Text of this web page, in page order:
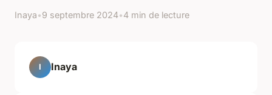
Inaya•9 septembre 2024•4 min de lecture
I Inaya